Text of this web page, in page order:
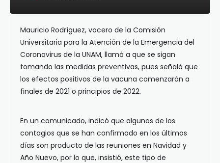
Mauricio Rodríguez, vocero de la Comisión
Universitaria para la Atención de la Emergencia del
Coronavirus de la UNAM, llamó a que se sigan
tomando las medidas preventivas, pues señaló que
los efectos positivos de la vacuna comenzarán a
finales de 2021 o principios de 2022.
En un comunicado, indicó que algunos de los
contagios que se han confirmado en los últimos
días son producto de las reuniones en Navidad y
Año Nuevo, por lo que, insistió, este tipo de